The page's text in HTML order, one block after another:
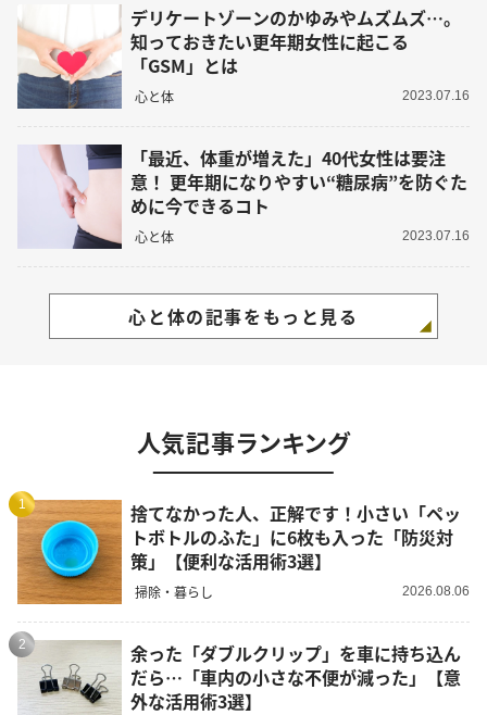
デリケートゾーンのかゆみやムズムズ…。
知っておきたい更年期女性に起こる
「GSM」とは
心と体 2023.07.16
「最近、体重が増えた」40代女性は要注
意！ 更年期になりやすい“糖尿病”を防ぐた
めに今できるコト
心と体 2023.07.16
心と体の記事をもっと見る
人気記事ランキング
1
捨てなかった人、正解です！小さい「ペッ
トボトルのふた」に6枚も入った「防災対
策」【便利な活用術3選】
掃除・暮らし 2026.08.06
2
余った「ダブルクリップ」を車に持ち込ん
だら…「車内の小さな不便が減った」【意
外な活用術3選】